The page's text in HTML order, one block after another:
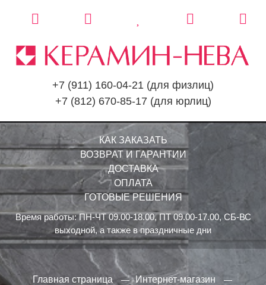
+7 (911) 160-04-21 (для физлиц)
+7 (812) 670-85-17 (для юрлиц)
КАК ЗАКАЗАТЬ
ВОЗВРАТ И ГАРАНТИИ
ДОСТАВКА
ОПЛАТА
ГОТОВЫЕ РЕШЕНИЯ
Время работы: ПН-ЧТ 09.00-18.00, ПТ 09.00-17.00, СБ-ВС
выходной, а также в праздничные дни
Главная страница
Интернет-магазин